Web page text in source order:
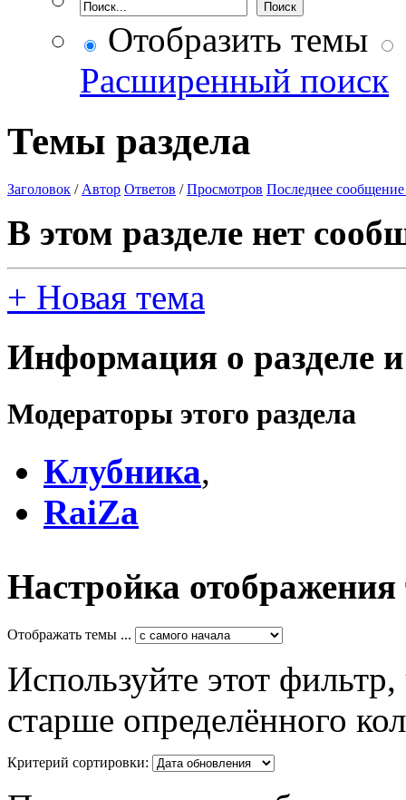
Отобразить темы
Расширенный поиск
Темы раздела
Заголовок / Автор Ответов /Просмотров Последнее сообщение
В этом разделе нет
+ Новая тема
Информация о разделе
Модераторы этого раздела
Клубника,
RaiZa
Настройка отображения
Отображать темы ...
Используйте этот
старше определённого
Критерий сортировки: